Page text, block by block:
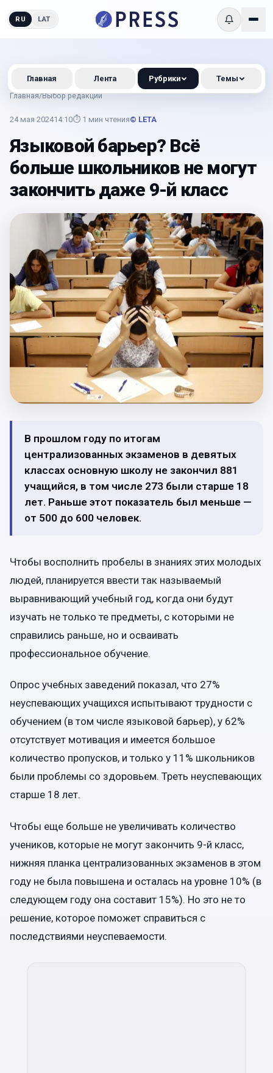
RU LAT
Главная/Выбор редакции
24 мая 202414:10⏱ 1 мин чтения© LETA
Языковой барьер? Всё
больше школьников не могут
закончить даже 9-й класс
В прошлом году по итогам
централизованных экзаменов в девятых
классах основную школу не закончил 881
учащийся, в том числе 273 были старше 18
лет. Раньше этот показатель был меньше —
от 500 до 600 человек.
Чтобы восполнить пробелы в знаниях этих молодых
людей, планируется ввести так называемый
выравнивающий учебный год, когда они будут
изучать не только те предметы, с которыми не
справились раньше, но и осваивать
профессиональное обучение.
Опрос учебных заведений показал, что 27%
неуспевающих учащихся испытывают трудности с
обучением (в том числе языковой барьер), у 62%
отсутствует мотивация и имеется большое
количество пропусков, и только у 11% школьников
были проблемы со здоровьем. Треть неуспевающих
старше 18 лет.
Чтобы еще больше не увеличивать количество
учеников, которые не могут закончить 9-й класс,
нижняя планка централизованных экзаменов в этом
году не была повышена и осталась на уровне 10% (в
следующем году она составит 15%). Но это не то
решение, которое поможет справиться с
последствиями неуспеваемости.
Главная Лента Рубрики Темы